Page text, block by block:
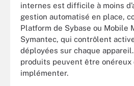
internes est difficile à moins
gestion automatisé en place,
Platform de Sybase ou Mobile
Symantec, qui contrôlent
déployées sur chaque
produits peuvent être onéreux
implémenter.